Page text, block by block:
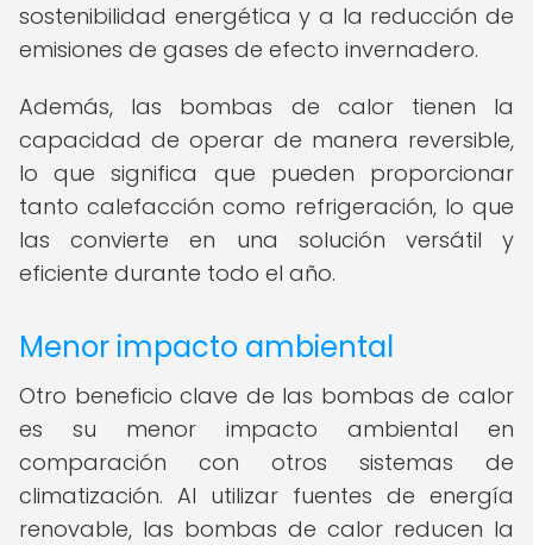
sostenibilidad energética y a la reducción de
emisiones de gases de efecto invernadero.
Además, las bombas de calor tienen la
capacidad de operar de manera reversible,
lo que significa que pueden proporcionar
tanto calefacción como refrigeración, lo que
las convierte en una solución versátil y
eficiente durante todo el año.
Menor impacto ambiental
Otro beneficio clave de las bombas de calor
es su menor impacto ambiental en
comparación con otros sistemas de
climatización. Al utilizar fuentes de energía
renovable, las bombas de calor reducen la